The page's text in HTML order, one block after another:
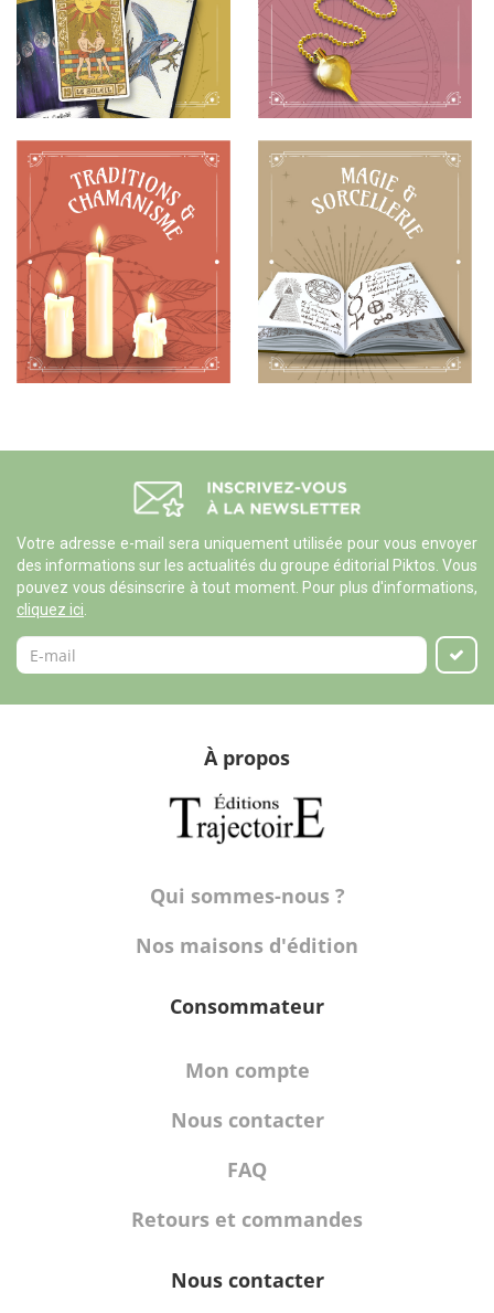
Votre adresse e-mail sera uniquement utilisée pour vous envoyer
des informations sur les actualités du groupe éditorial Piktos. Vous
pouvez vous désinscrire à tout moment. Pour plus d'informations,
cliquez ici
À propos
Qui sommes-nous ?
Nos maisons d'édition
Consommateur
Mon compte
Nous contacter
FAQ
Retours et commandes
Nous contacter